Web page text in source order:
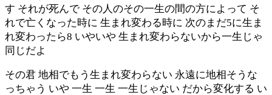
す それが死んで その人のその一生の間の方によって そ
れで亡くなった時に 生まれ変わる時に 次のまだ5に生ま
れ変わったら8 いやいや 生まれ変わらないから一生じゃ
同じだよ
その君 地相でもう生まれ変わらない 永遠に地相そうな
っちゃう いや 一生 一生 一生じゃない だから変化する い